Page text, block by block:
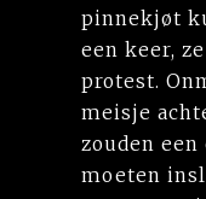
pinnekjøt
een keer,
protest.
meisje
zouden
moeten